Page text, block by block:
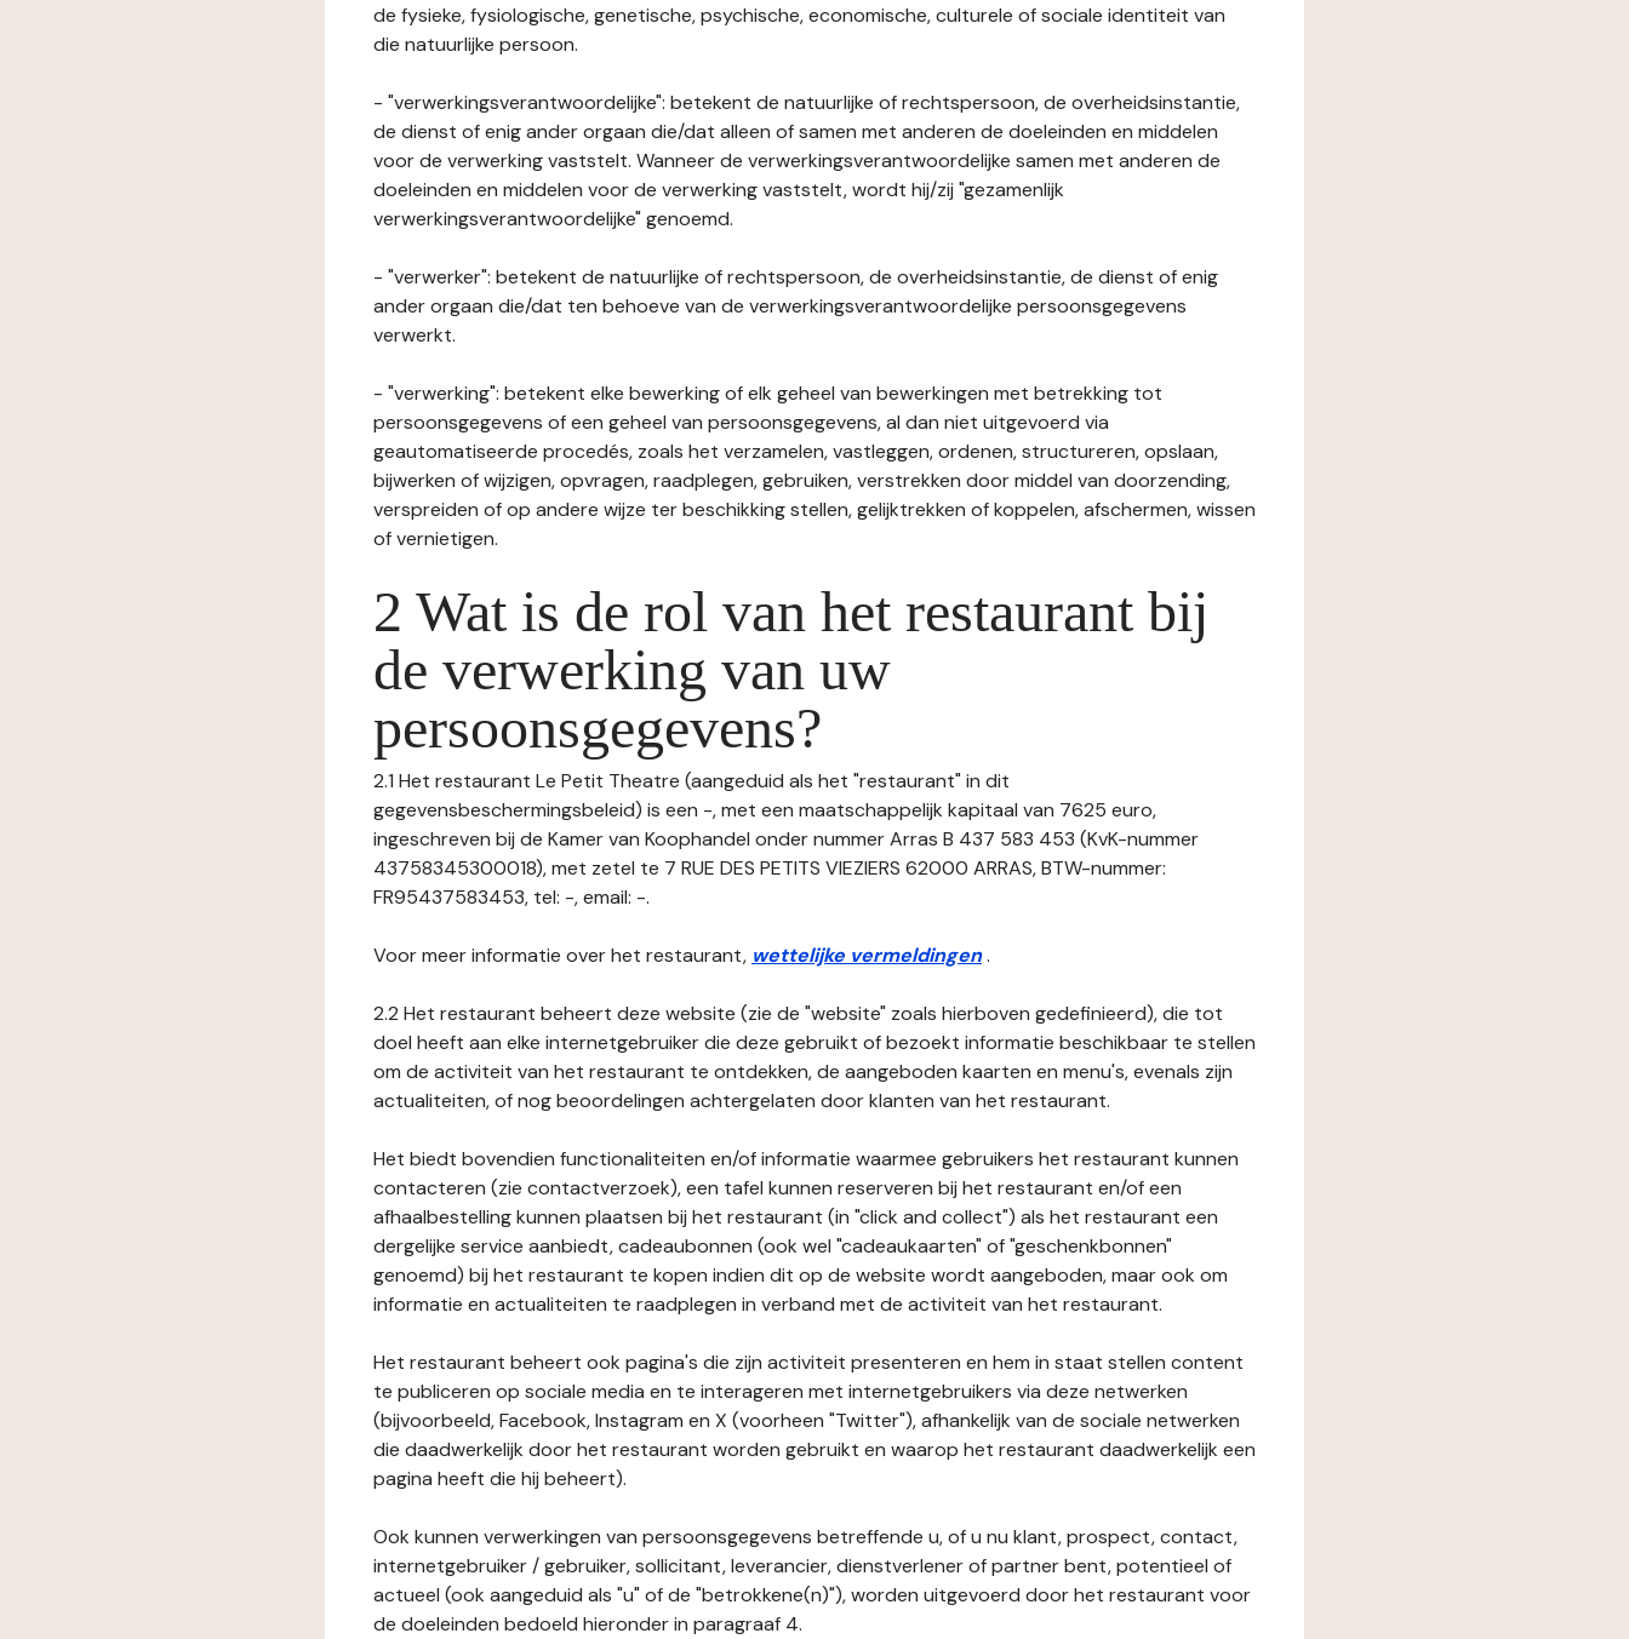
de fysieke, fysiologische, genetische, psychische, economische, culturele of sociale identiteit van
die natuurlijke persoon.
- "verwerkingsverantwoordelijke": betekent de natuurlijke of rechtspersoon, de overheidsinstantie,
de dienst of enig ander orgaan die/dat alleen of samen met anderen de doeleinden en middelen
voor de verwerking vaststelt. Wanneer de verwerkingsverantwoordelijke samen met anderen de
doeleinden en middelen voor de verwerking vaststelt, wordt hij/zij "gezamenlijk
verwerkingsverantwoordelijke" genoemd.
- "verwerker": betekent de natuurlijke of rechtspersoon, de overheidsinstantie, de dienst of enig
ander orgaan die/dat ten behoeve van de verwerkingsverantwoordelijke persoonsgegevens
verwerkt.
- "verwerking": betekent elke bewerking of elk geheel van bewerkingen met betrekking tot
persoonsgegevens of een geheel van persoonsgegevens, al dan niet uitgevoerd via
geautomatiseerde procedés, zoals het verzamelen, vastleggen, ordenen, structureren, opslaan,
bijwerken of wijzigen, opvragen, raadplegen, gebruiken, verstrekken door middel van doorzending,
verspreiden of op andere wijze ter beschikking stellen, gelijktrekken of koppelen, afschermen, wissen
of vernietigen.
2 Wat is de rol van het restaurant bij
de verwerking van uw
persoonsgegevens?
2.1 Het restaurant Le Petit Theatre (aangeduid als het "restaurant" in dit
gegevensbeschermingsbeleid) is een -, met een maatschappelijk kapitaal van 7625 euro,
ingeschreven bij de Kamer van Koophandel onder nummer Arras B 437 583 453 (KvK-nummer
43758345300018), met zetel te 7 RUE DES PETITS VIEZIERS 62000 ARRAS, BTW-nummer:
FR95437583453, tel: -, email: -.
Voor meer informatie over het restaurant, wettelijke vermeldingen.
2.2 Het restaurant beheert deze website (zie de "website" zoals hierboven gedefinieerd), die tot
doel heeft aan elke internetgebruiker die deze gebruikt of bezoekt informatie beschikbaar te stellen
om de activiteit van het restaurant te ontdekken, de aangeboden kaarten en menu's, evenals zijn
actualiteiten, of nog beoordelingen achtergelaten door klanten van het restaurant.
Het biedt bovendien functionaliteiten en/of informatie waarmee gebruikers het restaurant kunnen
contacteren (zie contactverzoek), een tafel kunnen reserveren bij het restaurant en/of een
afhaalbestelling kunnen plaatsen bij het restaurant (in "click and collect") als het restaurant een
dergelijke service aanbiedt, cadeaubonnen (ook wel "cadeaukaarten" of "geschenkbonnen"
genoemd) bij het restaurant te kopen indien dit op de website wordt aangeboden, maar ook om
informatie en actualiteiten te raadplegen in verband met de activiteit van het restaurant.
Het restaurant beheert ook pagina's die zijn activiteit presenteren en hem in staat stellen content
te publiceren op sociale media en te interageren met internetgebruikers via deze netwerken
(bijvoorbeeld, Facebook, Instagram en X (voorheen "Twitter"), afhankelijk van de sociale netwerken
die daadwerkelijk door het restaurant worden gebruikt en waarop het restaurant daadwerkelijk een
pagina heeft die hij beheert).
Ook kunnen verwerkingen van persoonsgegevens betreffende u, of u nu klant, prospect, contact,
internetgebruiker / gebruiker, sollicitant, leverancier, dienstverlener of partner bent, potentieel of
actueel (ook aangeduid als "u" of de "betrokkene(n)"), worden uitgevoerd door het restaurant voor
de doeleinden bedoeld hieronder in paragraaf 4.